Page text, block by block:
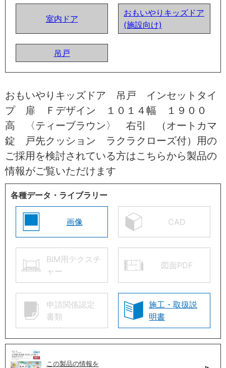
室内ドア
おもいやりキッズドア
(施設向け)
吊戸
おもいやりキッズドア 吊戸 インセットタイ
プ 扉 Ｆデザイン １０１４幅 １９００
高 〈ティーブラウン〉 右引 （オートカマ
錠 戸先クッション ラクラクローズ付）用の
ご採用を検討されている方はこちらから製品の
情報がご覧いただけます
各種データ・ライブラリー
画像 CAD
BIM用テクスチ
ャー
図面PDF
申請関係認定
書類
施工・取扱説
明書
この製品の情報を